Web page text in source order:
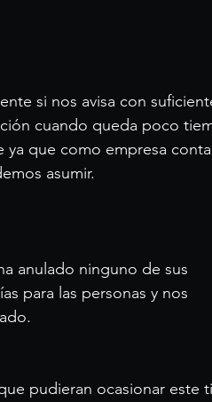
si nos avisa con
cuando queda poco
ya que como empresa
asumir.
anulado ninguno de sus
para las personas y nos
pudieran ocasionar este